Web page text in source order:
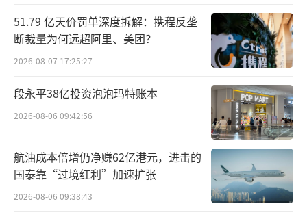
1.8%，主要受到9月销量下滑5.52%的拖累，
这是今年以来比亚迪首次出现单月销量同比下
降，公司也将年度销量目标从550万辆下调至46
0万辆。
按最新目标来看，今年前三季度比亚迪完
成了全年销量目标的70.87%，这意味着在今年
剩余的2个月内，比亚迪每月需完成近45万辆才
能实现目标，而比亚迪今年9月销量为39.63万
51.79 亿天价罚单深度拆解：携程反垄
断裁量为何远超阿里、美团？
2026-08-07 17:25:27
段永平38亿投资泡泡玛特账本
2026-08-06 09:42:56
航油成本倍增仍净赚62亿港元，进击的
国泰靠“过境红利”加速扩张
2026-08-06 09:38:43